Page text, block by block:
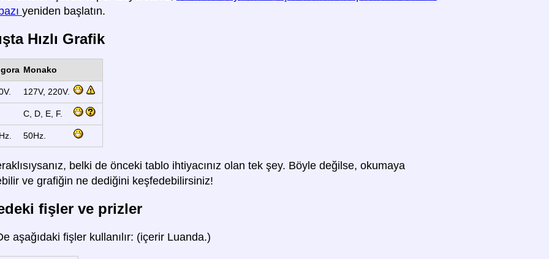
yeniden başlatın.
Hızlı Grafik
Monako
127V, 220V.
C, D, E, F.
50Hz.
belki de önceki tablo ihtiyacınız olan tek şey. Böyle değilse, okumaya
ve grafiğin ne dediğini keşfedebilirsiniz!
fişler ve prizler
aşağıdaki fişler kullanılır: (içerir Luanda.)